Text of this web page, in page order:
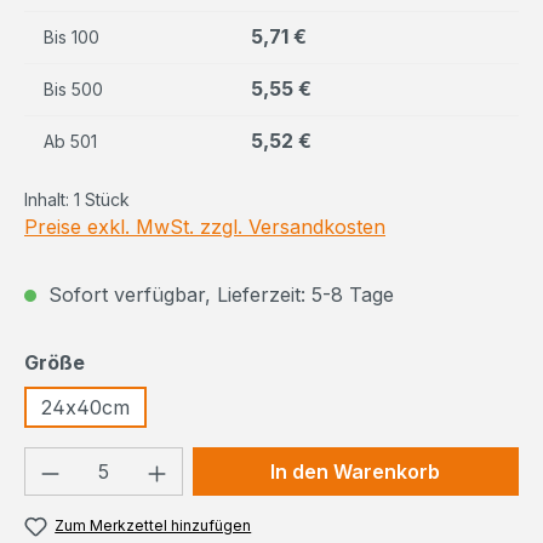
Bis 100 5,71 €
Bis 500 5,55 €
Ab 501 5,52 €
Inhalt: 1 Stück
Preise exkl. MwSt. zzgl. Versandkosten
Sofort verfügbar, Lieferzeit: 5-8 Tage
Größeauswählen
24x40cm
Produkt Anzahl: Gib denIn den Warenkorb
Zum Merkzettel hinzufügen